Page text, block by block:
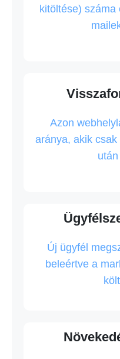
kitöltése)
Azon
aránya, akik
Új ügyfél
beleértve a